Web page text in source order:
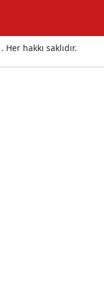
hakkı saklıdır.